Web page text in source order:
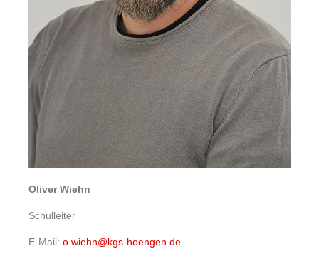
Oliver Wiehn
Schulleiter
E-Mail: o.wiehn@kgs-hoengen.de